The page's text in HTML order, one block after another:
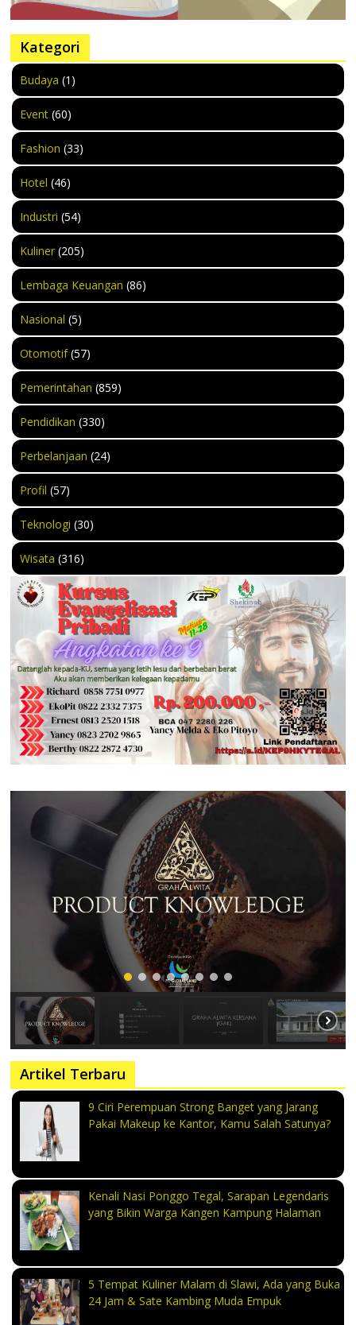
Kategori
Budaya (1)
Event (60)
Fashion (33)
Hotel (46)
Industri (54)
Kuliner (205)
Lembaga Keuangan (86)
Nasional (5)
Otomotif(57)
Pemerintahan (859)
Pendidikan (330)
Perbelanjaan (24)
Profil (57)
Teknologi (30)
Wisata (316)
Artikel Terbaru
9 Ciri Perempuan Strong Banget yang Jarang
Pakai Makeup ke Kantor, Kamu Salah Satunya?
Kenali Nasi Ponggo Tegal, Sarapan Legendaris
yang Bikin Warga Kangen Kampung Halaman
5 Tempat Kuliner Malam di Slawi, Ada yang Buka
24 Jam & Sate Kambing Muda Empuk